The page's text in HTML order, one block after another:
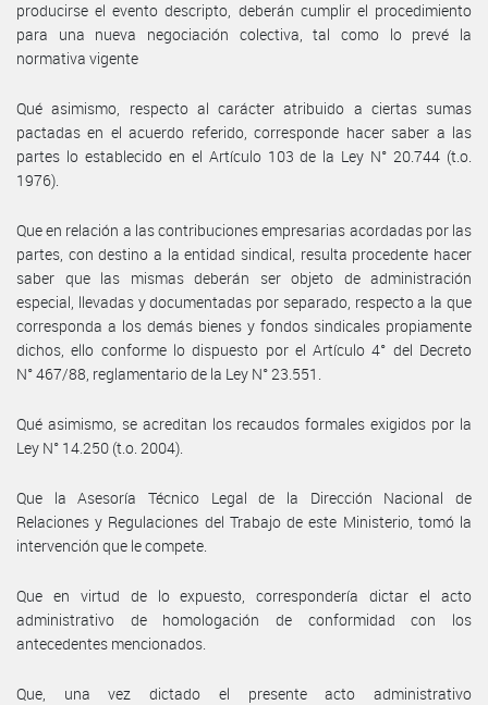
producirse el evento descripto, deberán cumplir el procedimiento
para una nueva negociación colectiva, tal como lo prevé la
normativa vigente
Qué asimismo, respecto al carácter atribuido a ciertas sumas
pactadas en el acuerdo referido, corresponde hacer saber a las
partes lo establecido en el Artículo 103 de la Ley N° 20.744 (t.o.
1976).
Que en relación a las contribuciones empresarias acordadas por las
partes, con destino a la entidad sindical, resulta procedente hacer
saber que las mismas deberán ser objeto de administración
especial, llevadas y documentadas por separado, respecto a la que
corresponda a los demás bienes y fondos sindicales propiamente
dichos, ello conforme lo dispuesto por el Artículo 4° del Decreto
N° 467/88, reglamentario de la Ley N° 23.551.
Qué asimismo, se acreditan los recaudos formales exigidos por la
Ley N° 14.250 (t.o. 2004).
Que la Asesoría Técnico Legal de la Dirección Nacional de
Relaciones y Regulaciones del Trabajo de este Ministerio, tomó la
intervención que le compete.
Que en virtud de lo expuesto, correspondería dictar el acto
administrativo de homologación de conformidad con los
antecedentes mencionados.
Que, una vez dictado el presente acto administrativo